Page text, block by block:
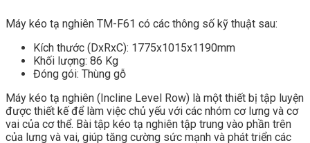
Máy kéo tạ nghiên TM-F61 có các thông số kỹ thuật sau:
Kích thước (DxRxC): 1775x1015x1190mm
Khối lượng: 86 Kg
Đóng gói: Thùng gỗ
Máy kéo tạ nghiên (Incline Level Row) là một thiết bị tập luyện
được thiết kế để làm việc chủ yếu với các nhóm cơ lưng và cơ
vai của cơ thể. Bài tập kéo tạ nghiên tập trung vào phần trên
của lưng và vai, giúp tăng cường sức mạnh và phát triển các